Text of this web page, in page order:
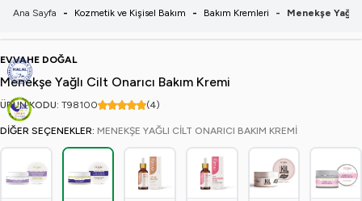
Ana Sayfa - Kozmetik ve Kişisel Bakım - Bakım Kremleri - Menekşe Yağlı
EVVAHE DOĞAL
Menekşe Yağlı Cilt Onarıcı Bakım Kremi
ÜRÜN KODU: T98100 (4)
DIĞER SEÇENEKLER: MENEKŞE YAĞLI CILT ONARICI BAKIM KREMI